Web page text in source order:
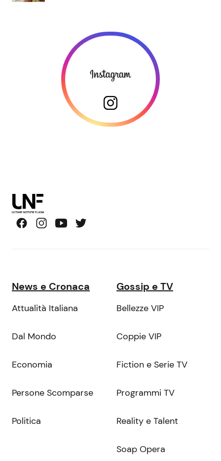
News e Cronaca
Attualità Italiana
Dal Mondo
Economia
Persone Scomparse
Politica
Gossip e TV
Bellezze VIP
Coppie VIP
Fiction e Serie TV
Programmi TV
Reality e Talent
Soap Opera